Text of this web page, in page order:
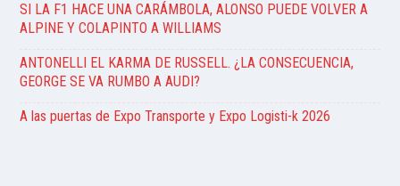
SI LA F1 HACE UNA CARÁMBOLA, ALONSO PUEDE VOLVER A
ALPINE Y COLAPINTO A WILLIAMS
ANTONELLI EL KARMA DE RUSSELL. ¿LA CONSECUENCIA,
GEORGE SE VA RUMBO A AUDI?
A las puertas de Expo Transporte y Expo Logisti-k 2026